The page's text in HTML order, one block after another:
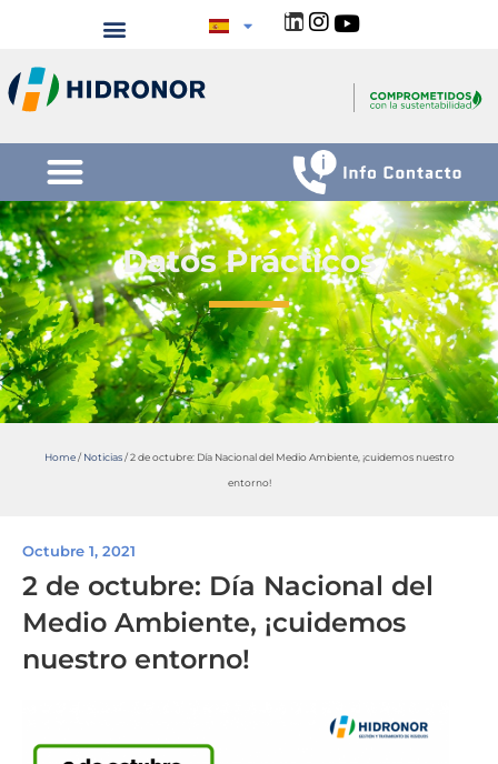
Datos Prácticos
Home/ Noticias/2 de octubre: Día Nacional del Medio Ambiente, ¡cuidemos nuestro
entorno!
Octubre 1, 2021
2 de octubre: Día Nacional del
Medio Ambiente, ¡cuidemos
nuestro entorno!